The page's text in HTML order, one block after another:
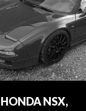
HONDA NSX,